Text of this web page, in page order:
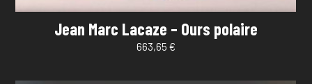
Jean Marc Lacaze – Ours polaire
663,65 €